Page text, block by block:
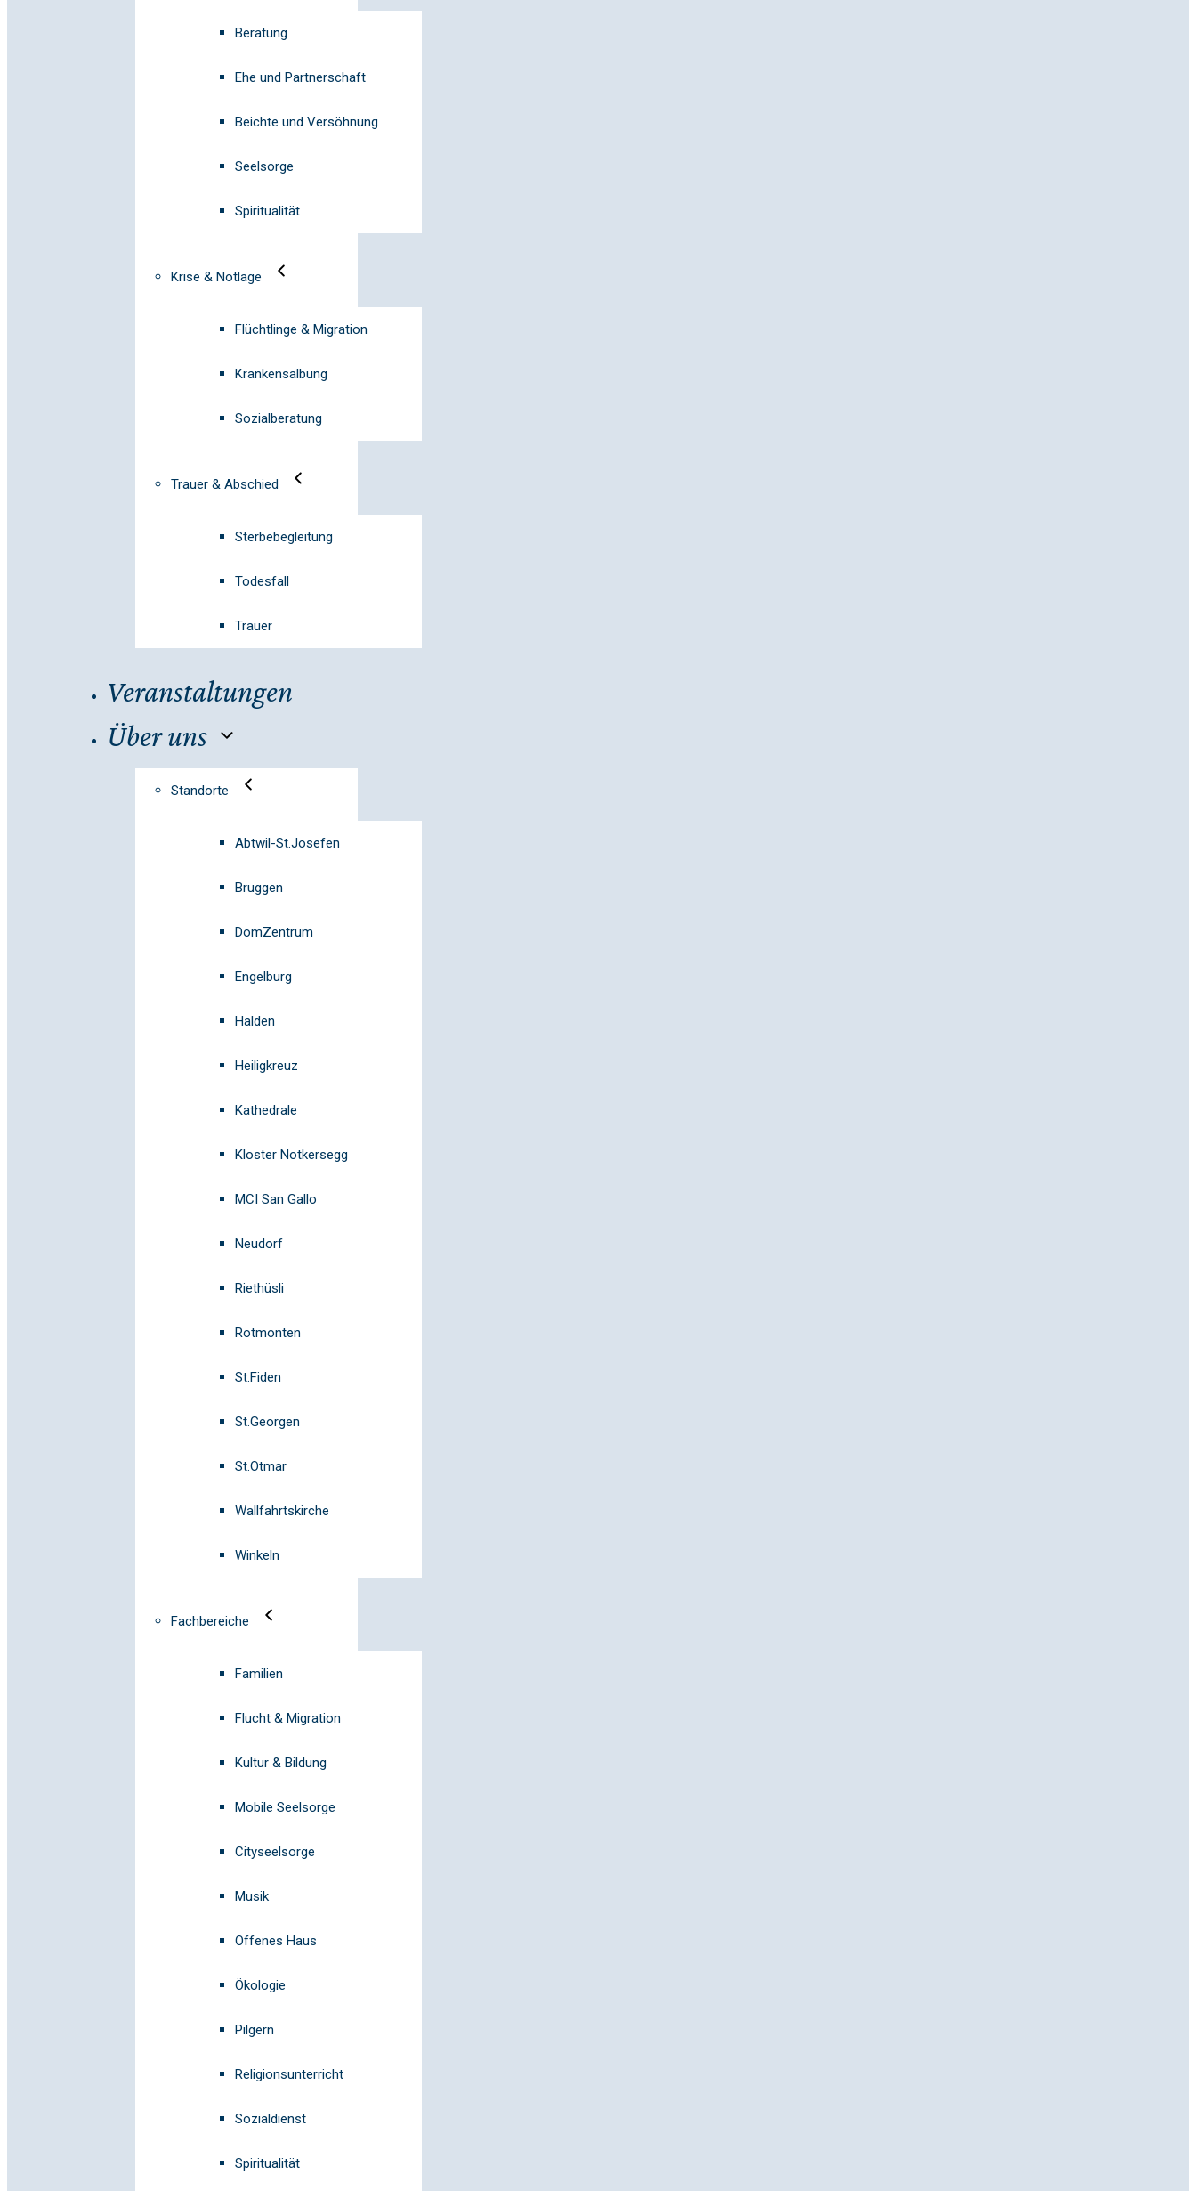
Beratung
Ehe und Partnerschaft
Beichte und Versöhnung
Seelsorge
Spiritualität
Krise & Notlage
Flüchtlinge & Migration
Krankensalbung
Sozialberatung
Trauer & Abschied
Sterbebegleitung
Todesfall
Trauer
Veranstaltungen
Über uns
Standorte
Abtwil-St.Josefen
Bruggen
DomZentrum
Engelburg
Halden
Heiligkreuz
Kathedrale
Kloster Notkersegg
MCI San Gallo
Neudorf
Riethüsli
Rotmonten
St.Fiden
St.Georgen
St.Otmar
Wallfahrtskirche
Winkeln
Fachbereiche
Familien
Flucht & Migration
Kultur & Bildung
Mobile Seelsorge
Cityseelsorge
Musik
Offenes Haus
Ökologie
Pilgern
Religionsunterricht
Sozialdienst
Spiritualität